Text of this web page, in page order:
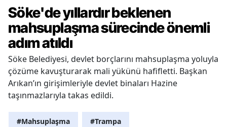
Söke'de yıllardır beklenen
mahsuplaşma sürecinde önemli
adım atıldı
Söke Belediyesi, devlet borçlarını mahsuplaşma yoluyla
çözüme kavuşturarak mali yükünü hafifletti. Başkan
Arıkan’ın girişimleriyle devlet binaları Hazine
taşınmazlarıyla takas edildi.
#Mahsuplaşma #Trampa